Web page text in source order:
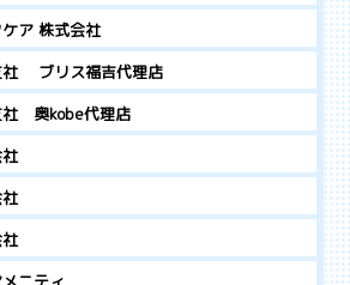
ア 株式会社
社 ブリス福吉代理店
社 奥kobe代理店